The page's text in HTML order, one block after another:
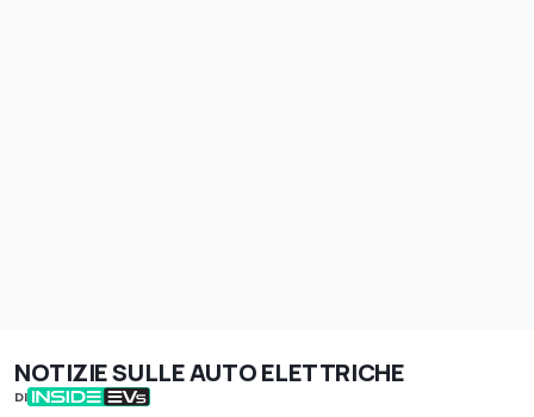
NOTIZIE SULLE AUTO ELETTRICHE
DI